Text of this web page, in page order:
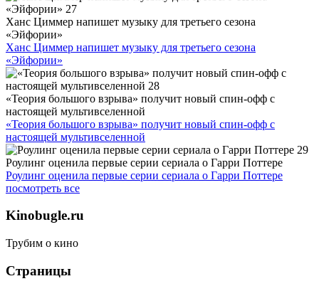
Ханс Циммер напишет музыку для третьего сезона
«Эйфории»
Ханс Циммер напишет музыку для третьего сезона
«Эйфории»
«Теория большого взрыва» получит новый спин-офф с
настоящей мультивселенной
«Теория большого взрыва» получит новый спин-офф с
настоящей мультивселенной
Роулинг оценила первые серии сериала о Гарри Поттере
Роулинг оценила первые серии сериала о Гарри Поттере
посмотреть все
Kinobugle.ru
Трубим о кино
Страницы